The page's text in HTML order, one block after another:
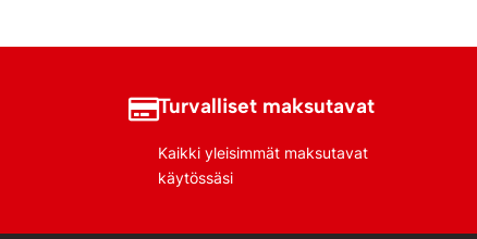
Turvalliset maksutavat
Kaikki yleisimmät maksutavat
käytössäsi